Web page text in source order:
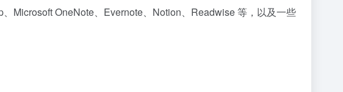
Microsoft OneNote、Evernote、Notion、Readwise 等，以及一些